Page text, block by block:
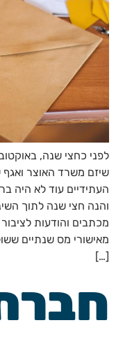
שיזם משרד האוצר ואגף
העתידיים עוד לא היה
והנה חצי שנה לתוך
מכתבים והודעות
מאישורי מס שנתיים
[…]